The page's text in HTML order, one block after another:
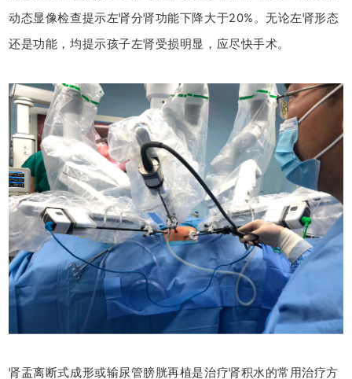
动态显像检查提示左肾分肾功能下降大于20%。无论左肾形态
还是功能，均提示孩子左肾受损明显，应尽快手术。
肾盂离断式成形或输尿管膀胱再植是治疗肾积水的常用治疗方